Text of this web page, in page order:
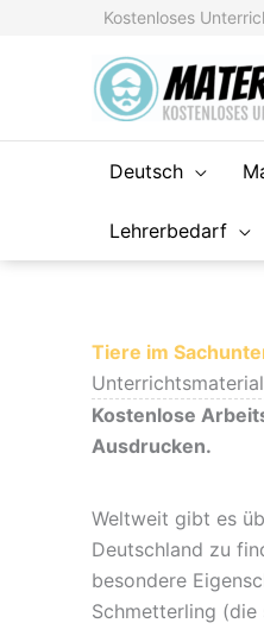
Kostenloses
Deutsch
Lehrerbedarf
Tiere im
Kostenlose
Ausdrucken.
Weltweit gibt es
Deutschland zu
besondere
Schmetterling (die